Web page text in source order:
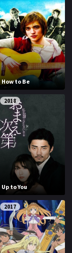
How to Be
2018
Up to You
2017